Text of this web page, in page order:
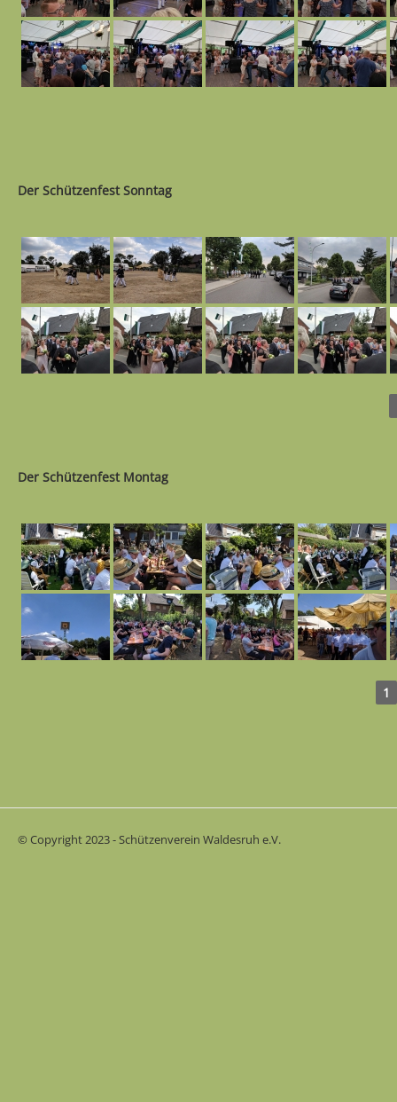
Der Schützenfest Sonntag
Der Schützenfest Montag
1
© Copyright 2023 - Schützenverein Waldesruh e.V.